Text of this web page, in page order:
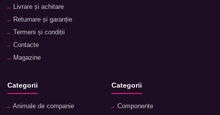
Livrare și achitare
Returnare și garanție
Termeni și condiții
Contacte
Magazine
Categorii
Animale de companie
Categorii
Componente